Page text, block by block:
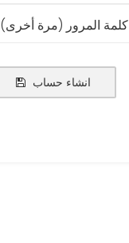
كلمة المرور (مرة أخرى)
انشاء حساب